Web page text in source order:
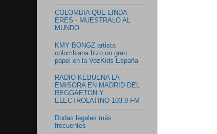
COLOMBIA QUE LINDA
ERES - MUESTRALO AL
MUNDO
KMY BONGZ artista
colombiana hizo un gran
papel en la VozKids España
RADIO KEBUENA LA
EMISORA EN MADRID DEL
REGGAETON Y
ELECTROLATINO 103.9 FM
Dudas legales más
frecuentes